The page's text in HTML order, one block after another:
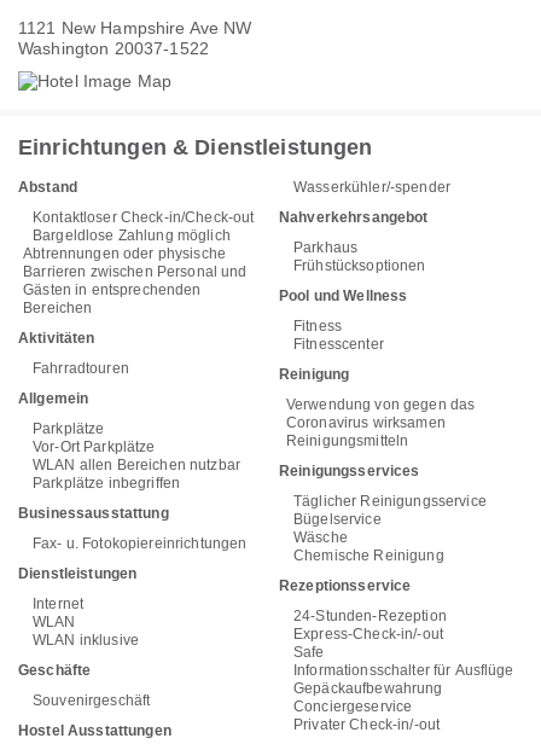
1121 New Hampshire Ave NW
Washington 20037-1522
Einrichtungen & Dienstleistungen
Abstand
Kontaktloser Check-in/Check-out
Bargeldlose Zahlung möglich
Abtrennungen oder physische
Barrieren zwischen Personal und
Gästen in entsprechenden
Bereichen
Aktivitäten
Fahrradtouren
Allgemein
Parkplätze
Vor-Ort Parkplätze
WLAN allen Bereichen nutzbar
Parkplätze inbegriffen
Businessausstattung
Fax- u. Fotokopiereinrichtungen
Dienstleistungen
Internet
WLAN
WLAN inklusive
Geschäfte
Souvenirgeschäft
Hostel Ausstattungen
Wasserkühler/-spender
Nahverkehrsangebot
Parkhaus
Frühstücksoptionen
Pool und Wellness
Fitness
Fitnesscenter
Reinigung
Verwendung von gegen das
Coronavirus wirksamen
Reinigungsmitteln
Reinigungsservices
Täglicher Reinigungsservice
Bügelservice
Wäsche
Chemische Reinigung
Rezeptionsservice
24-Stunden-Rezeption
Express-Check-in/-out
Safe
Informationsschalter für Ausflüge
Gepäckaufbewahrung
Conciergeservice
Privater Check-in/-out